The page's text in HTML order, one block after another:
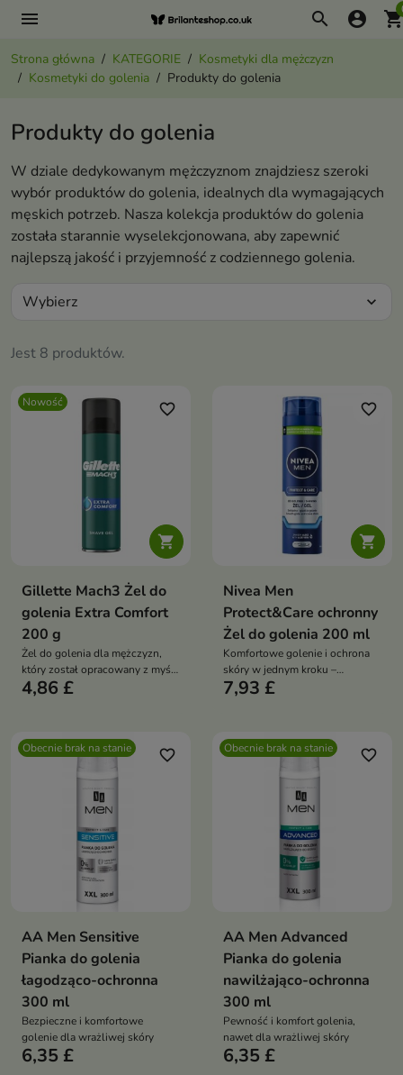
menu search account_circle
Strona główna KATEGORIE
Kosmetyki dla mężczyzn
Kosmetyki do golenia
Produkty do golenia
Produkty do golenia
W dziale dedykowanym mężczyznom znajdziesz szeroki
wybór produktów do golenia, idealnych dla wymagających
męskich potrzeb. Nasza kolekcja produktów do golenia
została starannie wyselekcjonowana, aby zapewnić
najlepszą jakość i przyjemność z codziennego golenia.
Jest 8 produktów.
Wybierz expand_more
Nowość

favorite_border
Gillette Mach3 Żel do
golenia Extra Comfort
200 g
Żel do golenia dla mężczyzn,
który został opracowany z myślą
o dokładnym i wygodnym
4,86 £

favorite_border
Nivea Men
Protect&Care ochronny
Żel do golenia 200 ml
Komfortowe golenie i ochrona
skóry w jednym kroku –
codzienna pielęgnacja
7,93 £
Obecnie brak na stanie favorite_border
AA Men Sensitive
Pianka do golenia
łagodząco-ochronna
300 ml
Bezpieczne i komfortowe
golenie dla wrażliwej skóry
6,35 £
Obecnie brak na stanie favorite_border
AA Men Advanced
Pianka do golenia
nawilżająco-ochronna
300 ml
Pewność i komfort golenia,
nawet dla wrażliwej skóry
6,35 £